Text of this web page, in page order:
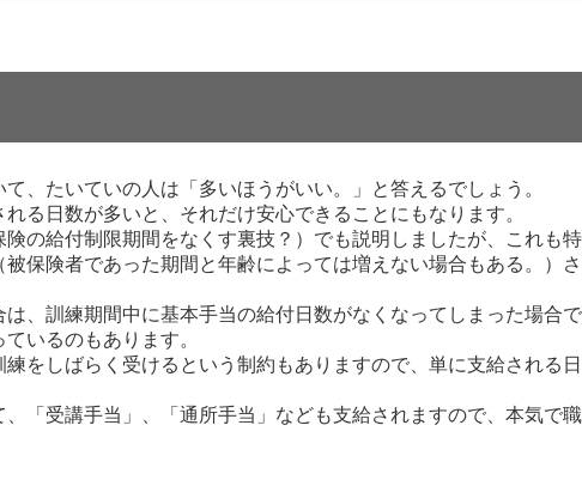
、たいていの人は「多いほうがいい。」と答えるでしょう。
る日数が多いと、それだけ安心できることにもなります。
の給付制限期間をなくす裏技？）でも説明しましたが、これも
保険者であった期間と年齢によっては増えない場合もある。）
、訓練期間中に基本手当の給付日数がなくなってしまった場合
いるのもあります。
をしばらく受けるという制約もありますので、単に支給される
「受講手当」、「通所手当」なども支給されますので、本気で